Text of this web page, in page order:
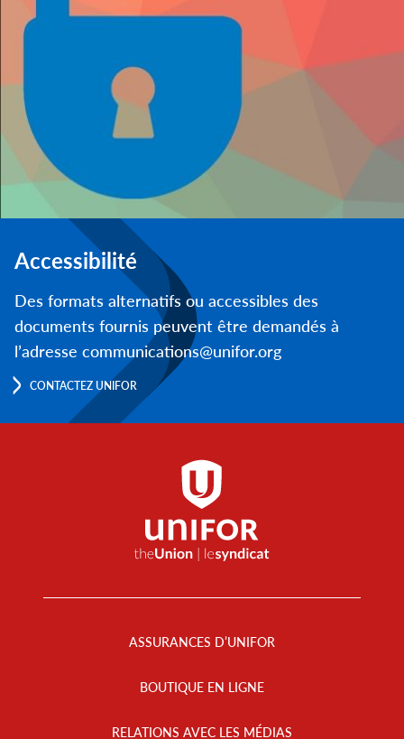
Accessibilité
Des formats alternatifs ou accessibles des
documents fournis peuvent être demandés à
l’adresse communications@unifor.org
CONTACTEZ UNIFOR
ASSURANCES D’UNIFOR
BOUTIQUE EN LIGNE
RELATIONS AVEC LES MÉDIAS